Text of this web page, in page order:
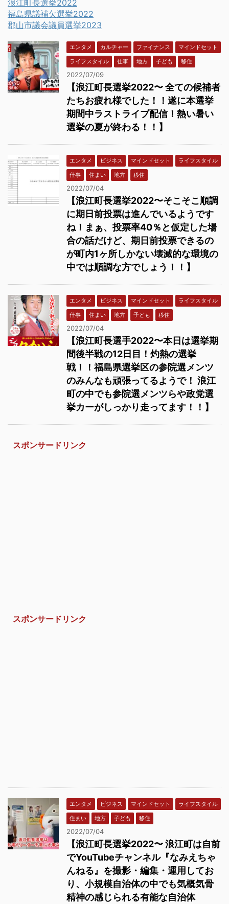
浪江町長選挙2022
福島県議補欠選挙2022
郡山市議会議員選挙2023
エンタメ カルチャー ファイナンス
マインドセット
ライフスタイル
仕事 地方 子ども 移住
2022/07/09
【浪江町長選挙2022〜 全ての候補者
たちお疲れ様でした！！遂に本選挙
期間中ラストライブ配信！熱い暑い
選挙の夏が終わる！！】
エンタメ ビジネス マインドセット
ライフスタイル
仕事
住まい 地方 移住
2022/07/04
【浪江町長選挙2022〜そこそこ順調
に期日前投票は進んでいるようです
ね！まぁ、投票率40％と仮定した場
合の話だけど、期日前投票できるの
が町内1ヶ所しかない壊滅的な環境の
中では順調な方でしょう！！】
エンタメ ビジネス マインドセット
ライフスタイル
仕事
住まい 地方 子ども 移住
2022/07/04
【浪江町長選手2022〜本日は選挙期
間後半戦の12日目！灼熱の選挙
戦！！福島県選挙区の参院選メンツ
のみんなも頑張ってるようで！ 浪江
町の中でも参院選メンツらや政党選
挙カーがしっかり走ってます！！】
スポンサードリンク
スポンサードリンク
エンタメ ビジネス マインドセット
ライフスタイル
住まい
地方 子ども 移住
2022/07/04
【浪江町長選挙2022〜 浪江町は自前
でYouTubeチャンネル『なみえちゃ
んねる』を撮影・編集・運用してお
り、小規模自治体の中でも気概気骨
精神の感じられる有能な自治体